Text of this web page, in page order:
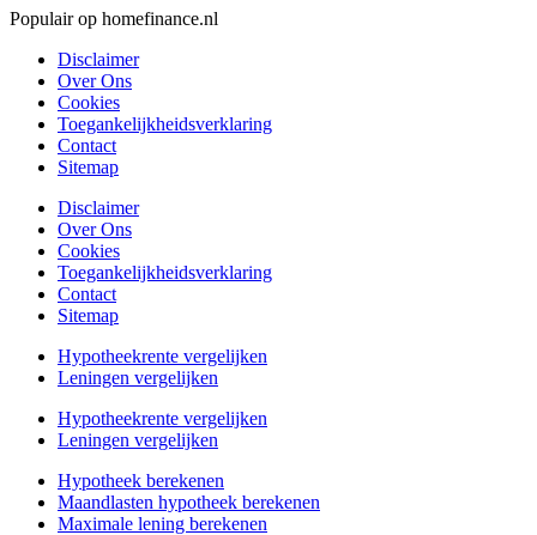
Populair op homefinance.nl
Disclaimer
Over Ons
Cookies
Toegankelijkheidsverklaring
Contact
Sitemap
Disclaimer
Over Ons
Cookies
Toegankelijkheidsverklaring
Contact
Sitemap
Hypotheekrente vergelijken
Leningen vergelijken
Hypotheekrente vergelijken
Leningen vergelijken
Hypotheek berekenen
Maandlasten hypotheek berekenen
Maximale lening berekenen